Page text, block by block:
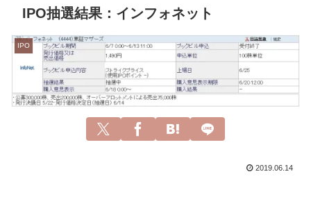
IPO抽選結果：インフォネット
IPO
2019.06.14